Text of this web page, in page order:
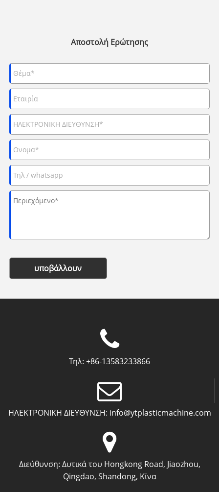
Αποστολή Ερώτησης
υποβάλλουν
Τηλ: +86-13583233866
ΗΛΕΚΤΡΟΝΙΚΗ ΔΙΕΥΘΥΝΣΗ: info@ytplasticmachine.com
Διεύθυνση: Δυτικά του Hongkong Road, Jiaozhou,
Qingdao, Shandong, Κίνα